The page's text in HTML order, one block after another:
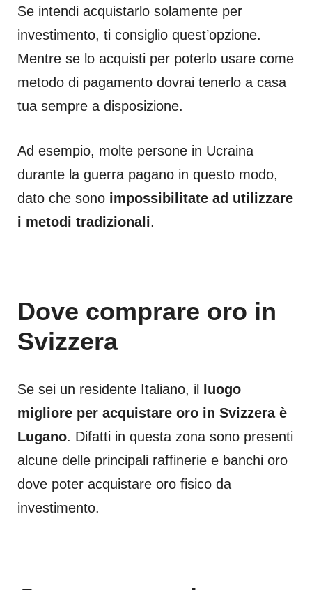
Se intendi acquistarlo solamente per
investimento, ti consiglio quest’opzione.
Mentre se lo acquisti per poterlo usare come
metodo di pagamento dovrai tenerlo a casa
tua sempre a disposizione.
Ad esempio, molte persone in Ucraina
durante la guerra pagano in questo modo,
dato che sono impossibilitate ad utilizzare
i metodi tradizionali.
Dove comprare oro in
Svizzera
Se sei un residente Italiano, il
luogo
migliore per acquistare oro in Svizzera è
Lugano. Difatti in questa zona sono presenti
alcune delle principali raffinerie e banchi oro
dove poter acquistare oro fisico da
investimento.